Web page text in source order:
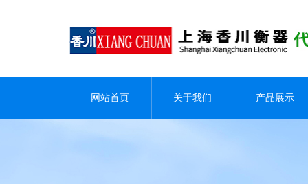
网站首页 关于我们 产品展示